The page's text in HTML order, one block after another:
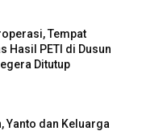
Tempat
Hasil PETI di Dusun
Ditutup
Yanto dan Keluarga